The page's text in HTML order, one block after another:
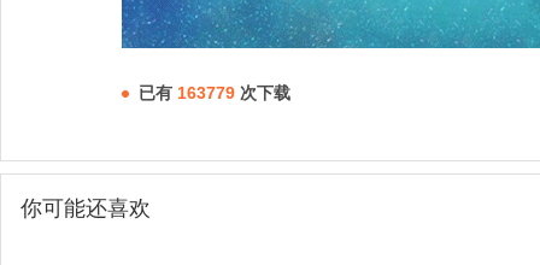
已有 163779 次下载
你可能还喜欢